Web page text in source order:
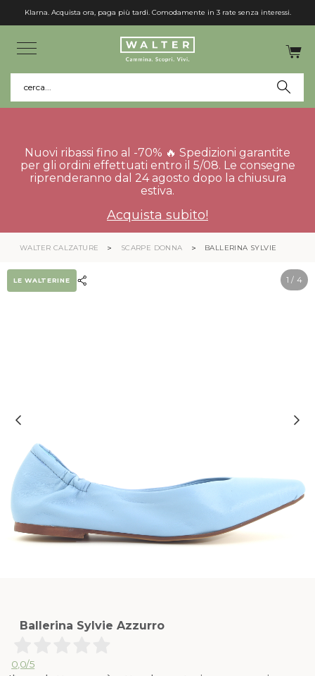
Klarna. Acquista ora, paga più tardi. Comodamente in 3 rate senza interessi.
cerca...
Nuovi ribassi fino al -70% 🔥 Spedizioni garantite
per gli ordini effettuati entro il 5/08. Le consegne
riprenderanno dal 24 agosto dopo la chiusura
estiva.
Acquista subito!
WALTER CALZATURE SCARPE DONNA BALLERINA SYLVIE
1 / 4
LE WALTERINE
Ballerina Sylvie Azzurro
0,0/5